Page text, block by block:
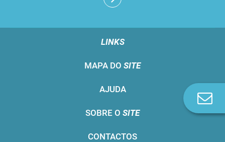
LINKS
MAPA DO SITE
AJUDA
SOBRE O SITE
CONTACTOS